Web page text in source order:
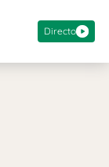
Directo